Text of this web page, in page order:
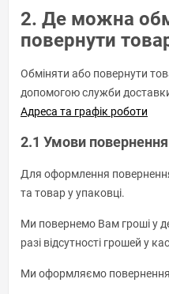
2. Де можна
повернути
Обміняти або повернути
допомогою служби
Адреса та графік роботи
2.1 Умови
Для оформлення
та товар у упаковці.
Ми повернемо Вам гроші у
разі відсутності грошей у
Ми оформляємо